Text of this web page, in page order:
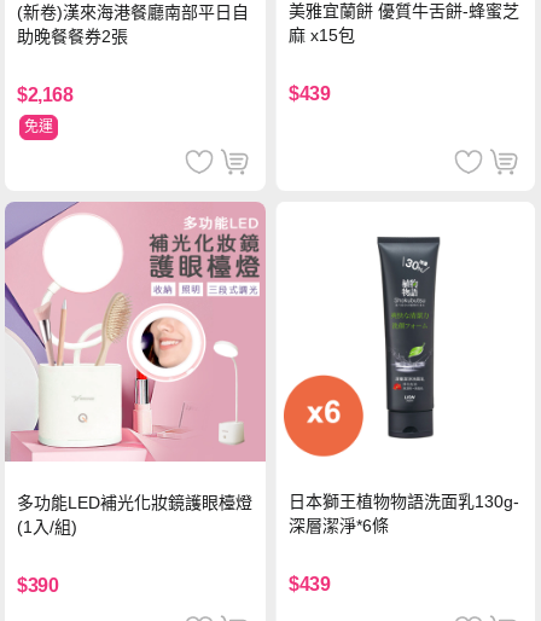
(新卷)漢來海港餐廳南部平日自
助晚餐餐券2張
$2,168
免運
美雅宜蘭餅 優質牛舌餅-蜂蜜芝
麻 x15包
$439
多功能LED補光化妝鏡護眼檯燈
(1入/組)
$390
日本獅王植物物語洗面乳130g-
深層潔淨*6條
$439